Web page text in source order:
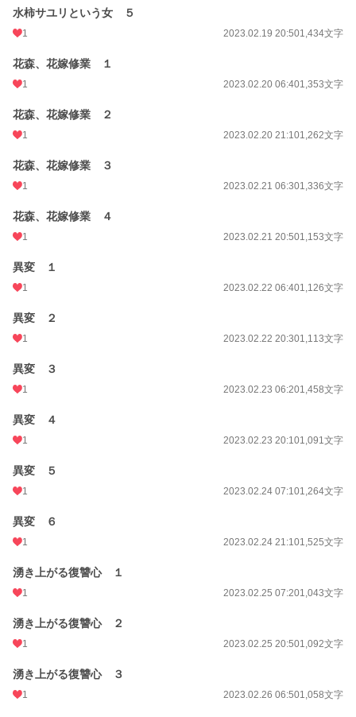
水柿サユリという女 ５
1 2023.02.19 20:501,434文字
花森、花嫁修業 １
1 2023.02.20 06:401,353文字
花森、花嫁修業 ２
1 2023.02.20 21:101,262文字
花森、花嫁修業 ３
1 2023.02.21 06:301,336文字
花森、花嫁修業 ４
1 2023.02.21 20:501,153文字
異変 １
1 2023.02.22 06:401,126文字
異変 ２
1 2023.02.22 20:301,113文字
異変 ３
1 2023.02.23 06:201,458文字
異変 ４
1 2023.02.23 20:101,091文字
異変 ５
1 2023.02.24 07:101,264文字
異変 ６
1 2023.02.24 21:101,525文字
湧き上がる復讐心 １
1 2023.02.25 07:201,043文字
湧き上がる復讐心 ２
1 2023.02.25 20:501,092文字
湧き上がる復讐心 ３
1 2023.02.26 06:501,058文字